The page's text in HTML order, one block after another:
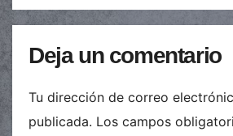
Deja un comentario
Tu dirección de correo
publicada. Los campos